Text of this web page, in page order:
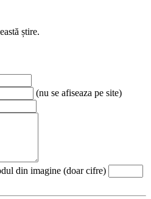
știre.
(nu se afiseaza pe site)
din imagine (doar cifre)